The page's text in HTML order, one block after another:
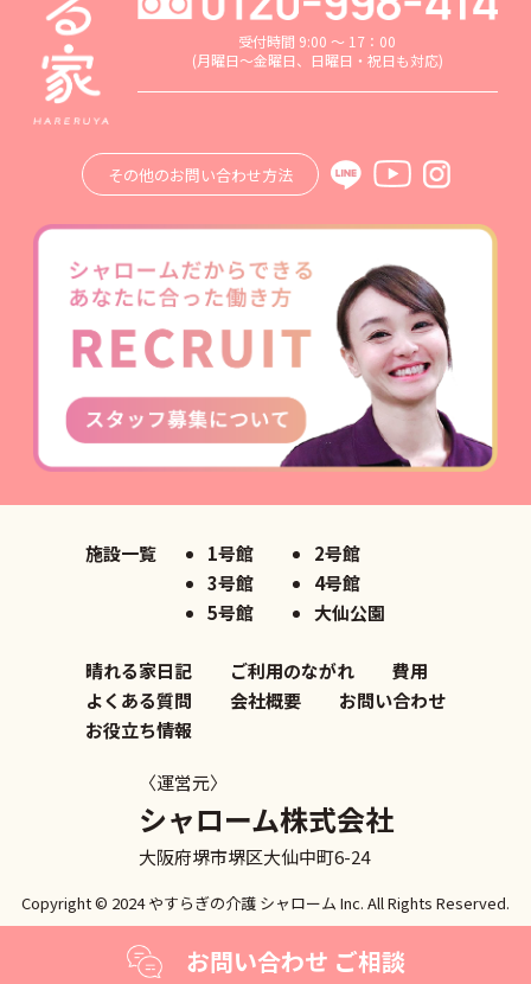
受付時間 9:00 ～ 17：00
(月曜日～金曜日、日曜日・祝日も対応)
その他のお問い合わせ方法
〈運営元〉
シャローム株式会社
大阪府堺市堺区大仙中町6-24
施設一覧 1号館
2号館
3号館
4号館
5号館
大仙公園
晴れる家日記 ご利用のながれ
費用
よくある質問
会社概要
お問い合わせ
お役立ち情報
Copyright © 2024 やすらぎの介護 シャローム Inc. All Rights Reserved.
お問い合わせ ご相談